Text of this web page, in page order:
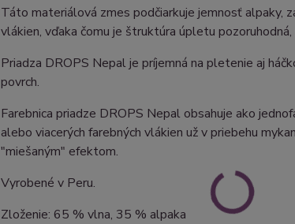
Táto materiálová zmes podčiarkuje jemnosť alpaky,
vlákien, vďaka čomu je štruktúra úpletu
Priadza DROPS Nepal je príjemná na pletenie aj
povrch.
Farebnica priadze DROPS Nepal obsahuje ako
alebo viacerých farebných vlákien už v priebehu
"miešaným" efektom.
Vyrobené v Peru.
Zloženie: 65 % vlna, 35 % alpaka